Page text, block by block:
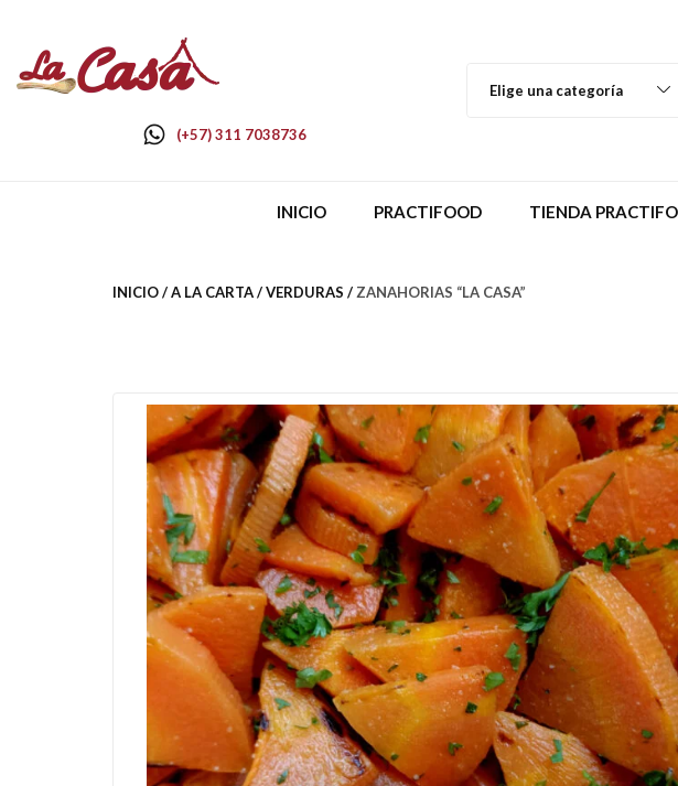
(+57) 311 7038736
Elige una categoría
INICIO PRACTIFOOD TIENDA
INICIO A LA CARTA VERDURAS ZANAHORIAS “LA CASA”